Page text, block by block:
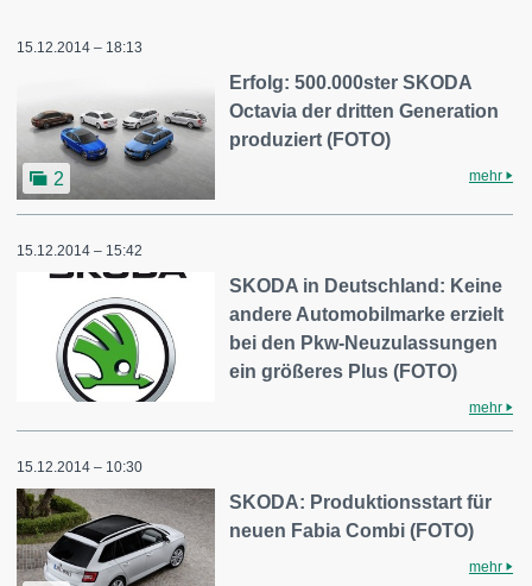
15.12.2014 – 18:13
2
Erfolg: 500.000ster SKODA
Octavia der dritten Generation
produziert (FOTO)
mehr
15.12.2014 – 15:42
SKODA in Deutschland: Keine
andere Automobilmarke erzielt
bei den Pkw-Neuzulassungen
ein größeres Plus (FOTO)
mehr
15.12.2014 – 10:30
SKODA: Produktionsstart für
neuen Fabia Combi (FOTO)
mehr